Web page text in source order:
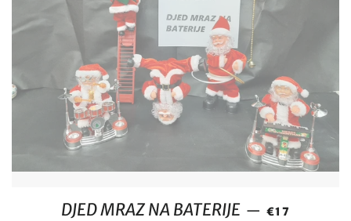
DJED MRAZ NA BATERIJE — REDOVNA
€17